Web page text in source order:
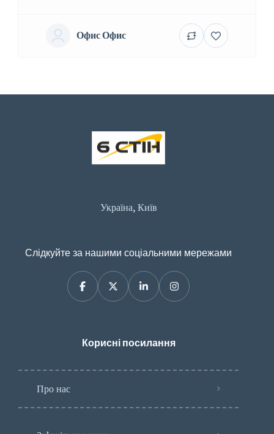
Офис Офис
Україна, Київ
Слідкуйте за нашими соціальними мережами
Корисні посилання
Про нас